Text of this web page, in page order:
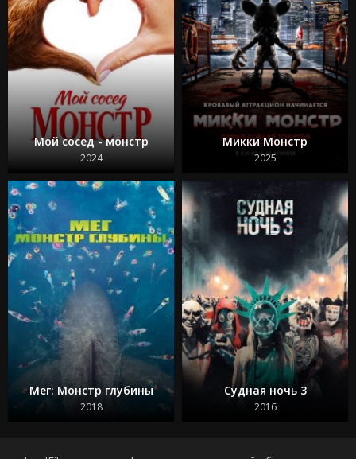
Мой сосед - монстр
2024
Микки Монстр
2025
Мег: Монстр глубины
2018
Судная ночь 3
2016